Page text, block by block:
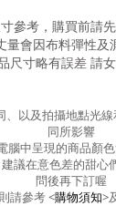
參考，購買前請
量會因布料彈性及
尺寸略有誤差 請
、以及拍攝地點光
同所影響
腦中呈現的商品顏
議在意色差的甜心
問後再下訂喔
請參考<購物須知>